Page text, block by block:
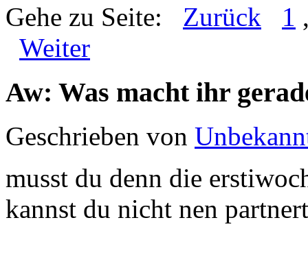
Gehe zu Seite: Zurück 1
Weiter
Aw: Was macht ihr
Geschrieben von
musst du denn die
kannst du nicht nen